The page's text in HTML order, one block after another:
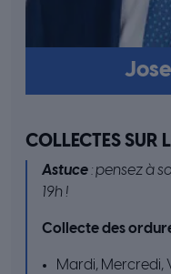
COLLECTES SUR
Astuce: pensez à
19h !
Collecte des
Mardi, Mercredi,